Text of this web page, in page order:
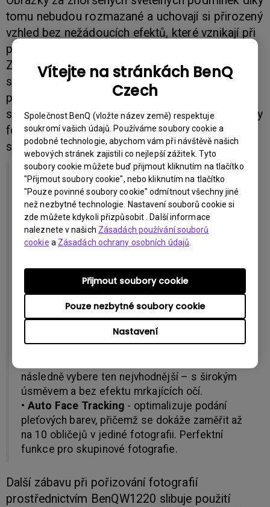
Vítejte na stránkách BenQ
Czech
Společnost BenQ (vložte název země) respektuje
soukromí vašich údajů. Používáme soubory cookie a
podobné technologie, abychom vám při návštěvě našich
webových stránek zajistili co nejlepší zážitek. Tyto
soubory cookie můžete buď přijmout kliknutím na tlačítko
"Přijmout soubory cookie", nebo kliknutím na tlačítko
"Pouze povinné soubory cookie" odmítnout všechny jiné
než nezbytné technologie. Nastavení souborů cookie si
zde můžete kdykoli přizpůsobit . Další informace
naleznete v našich Zásadách používání souborů
cookie a Zásadách ochrany osobních údajů
Nastavení
Pouze nezbytné soubory cookie
Přijmout soubory cookie
tomu nebudou rozmazané a uchovají si přirozený
vzhled bez nežádoucích efektů, které vznikají při
použití blesku.
Za snadným ovládáním a pořizováním snímků
stojí množství automatizovaných funkcí, které v
procesu fotografování pomáhají tím, že
samovolně nastavují všechny potřebné parametry
fotografování tak, aby se uživatel mohl plně
soustředit na samotný snímek.
• Smart Scene
- automaticky detekuje a nastaví
jeden z osmi možných scénářů pro snímání
fotografie: Krajina / Portrét / Fotografie s
protisvětlem / Portrét s protisvětlem / Noční
scéna / Noční portrét / Makro režim / Západ
slunce.
generace fotoaparátů, které po uživateli
požadovaly, aby manuálně přepnul do jiného
režimu ostření v situaci, kdy se přiblížil příliš
blízko k fotografovanému objektu.
• Smile Catch & Blink Detector
zachytit spontánní úsměv tím, že automaticky
následně vybere ten nejvhodnější – s širokým
úsměvem a bez efektu mrkajících očí.
• Auto Face Tracking - optimalizuje podání
pleťových barev, přičemž se dokáže zaměřit až
na 10 obličejů v jediné fotografii. Perfektní
funkce pro skupinové fotografie.
Další zábavu při pořizování fotografií
prostřednictvím BenQW1220 slibuje použití